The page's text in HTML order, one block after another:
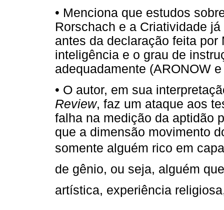
• Menciona que estudos
Rorschach e a Criatividade
antes da declaração feita
inteligência e o grau de
adequadamente (ARONOW
• O autor, em sua
Review, faz um ataque aos
falha na medição da aptidão
que a dimensão movimento
somente alguém rico em
de gênio, ou seja, alguém
artística, experiência